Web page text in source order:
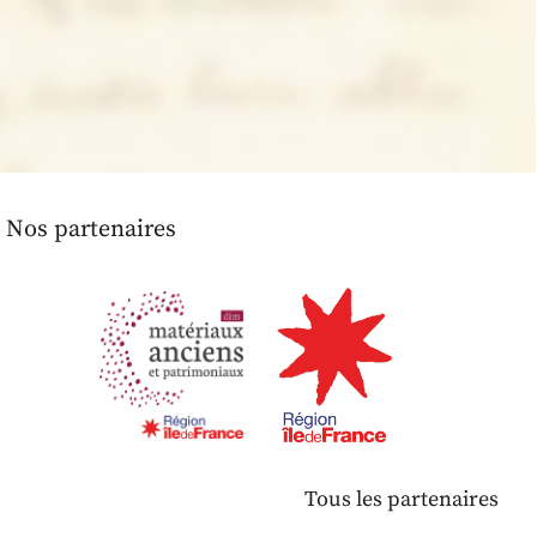
Nos partenaires
Tous les partenaires